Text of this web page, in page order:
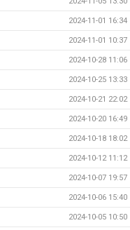
2024-11-01 16:34
2024-11-01 10:37
2024-10-28 11:06
2024-10-25 13:33
2024-10-21 22:02
2024-10-20 16:49
2024-10-18 18:02
2024-10-12 11:12
2024-10-07 19:57
2024-10-06 15:40
2024-10-05 10:50